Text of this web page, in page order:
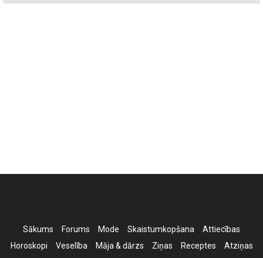
Sākums Forums Mode Skaistumkopšana
Attiecības
Horoskopi
Veselība Māja & dārzs Ziņas Receptes
Atziņas